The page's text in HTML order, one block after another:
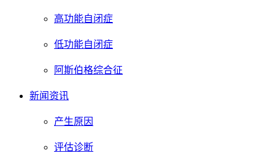
高功能自闭症
低功能自闭症
阿斯伯格综合征
新闻资讯
产生原因
评估诊断